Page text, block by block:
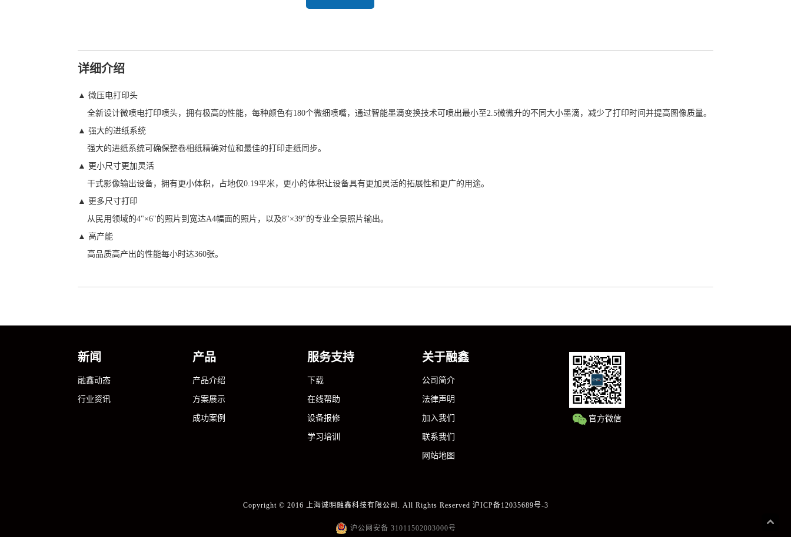
详细介绍
▲ 微压电打印头
全新设计微喷电打印喷头，拥有极高的性能，每种颜色有180个微细喷嘴，通过智能墨滴变换技术可喷出最小至2.5微微升的不同大小墨滴，减少了打印时间并提高图像质量。
▲ 强大的进纸系统
强大的进纸系统可确保整卷相纸精确对位和最佳的打印走纸同步。
▲ 更小尺寸更加灵活
干式影像输出设备，拥有更小体积，占地仅0.19平米，更小的体积让设备具有更加灵活的拓展性和更广的用途。
▲ 更多尺寸打印
从民用领域的4"×6"的照片到宽达A4幅面的照片，以及8"×39"的专业全景照片输出。
▲ 高产能
高品质高产出的性能每小时达360张。
新闻
融鑫动态
行业资讯
产品
产品介绍
方案展示
成功案例
服务支持
下载
在线帮助
设备报修
学习培训
关于融鑫
公司简介
法律声明
加入我们
联系我们
网站地图
官方微信
Copyright © 2016 上海诚明融鑫科技有限公司. All Rights Reserved 沪ICP备12035689号-3
沪公网安备 31011502003000号